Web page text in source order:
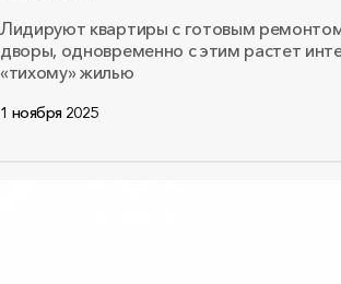
Лидируют квартиры с готовым
дворы, одновременно с этим растет
«тихому» жилью
1 ноября 2025